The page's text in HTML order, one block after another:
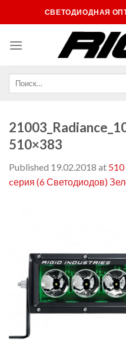
to
СВЕТОДИОДНАЯ
510×383
Published 19.02.2018 at 510
cерия (6 Светодиодов)